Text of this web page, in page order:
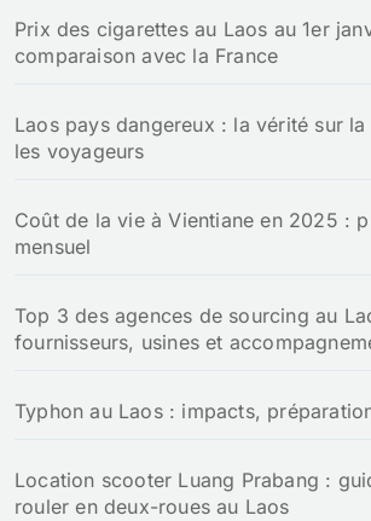
Prix des cigarettes au Laos au 1er
comparaison avec la France
Laos pays dangereux : la vérité sur
les voyageurs
Coût de la vie à Vientiane en 2025 :
mensuel
Top 3 des agences de sourcing au
fournisseurs, usines et
Typhon au Laos : impacts,
Location scooter Luang Prabang :
rouler en deux-roues au Laos